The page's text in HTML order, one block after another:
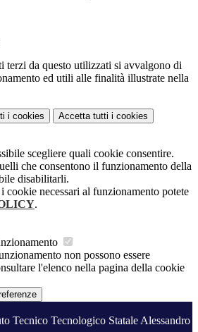
terzi da questo utilizzati si avvalgono di
ed utili alle finalità illustrate nella
i cookies Accetta tutti i cookies
scegliere quali cookie consentire.
che consentono il funzionamento della
disabilitarli.
cookie necessari al funzionamento potete
.
non possono essere
l'elenco nella pagina della cookie
Tecnico Tecnologico Statale Alessandro